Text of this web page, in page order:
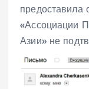
предоставила
«Ассоциации
Азии» не